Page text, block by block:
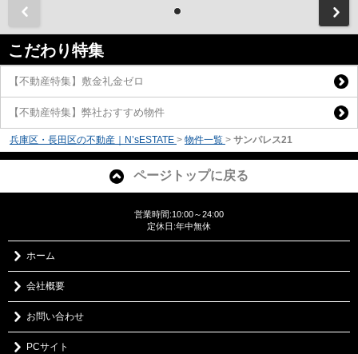
こだわり特集
【不動産特集】敷金礼金ゼロ
【不動産特集】弊社おすすめ物件
兵庫区・長田区の不動産｜N’sESTATE > 物件一覧 > サンパレス21
ページトップに戻る
営業時間:10:00～24:00
定休日:年中無休
ホーム
会社概要
お問い合わせ
PCサイト